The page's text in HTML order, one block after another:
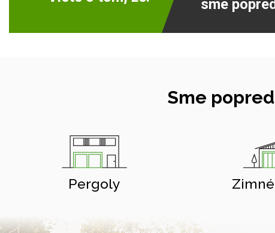
sme
Sme
Pergoly